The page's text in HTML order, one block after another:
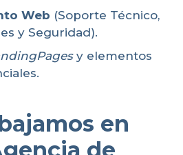
Web (Soporte Técnico,
y Seguridad).
y elementos
en